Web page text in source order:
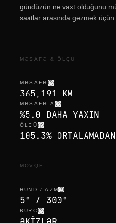
gündüzün nə vaxt olduğunu
saatlar arasında gəzmək
MƏSAFƏ & ÖLÇÜ
MƏSAFƏ
365,191 KM
MƏSAFƏ Δ
%5.0 DAHA YAXIN
ÖLÇÜ
105.3% ORTALAMADAN
MÖVQE
HÜND / AZM
5° / 300°
BÜRC